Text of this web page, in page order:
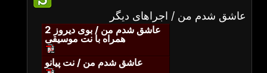
عاشق شدم من / اجراهای دیگر
عاشق شدم من / بوی دیروز 2
همراه با نت موسیقی
عاشق شدم من / نت پیانو